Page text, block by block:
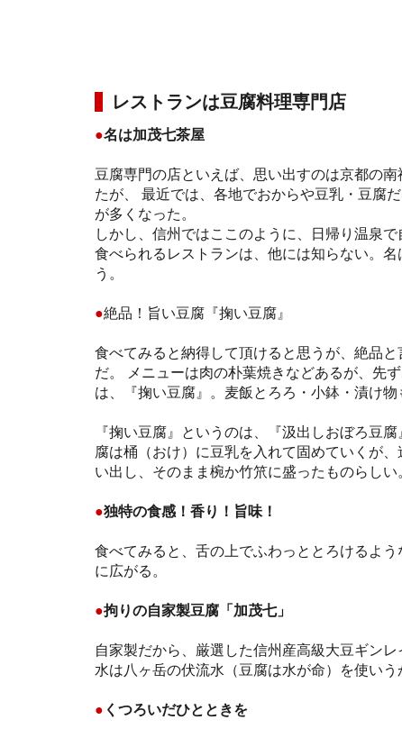
レストランは豆腐料理専門店
●名は加茂七茶屋
豆腐専門の店といえば、思い出すのは京都の
たが、 最近では、各地でおからや豆乳・豆腐
が多くなった。
しかし、信州ではここのように、日帰り温泉
食べられるレストランは、他には知らない。
う。
●絶品！旨い豆腐『掬い豆腐』
食べてみると納得して頂けると思うが、絶品
だ。 メニューは肉の朴葉焼きなどあるが、先
は、『掬い豆腐』。麦飯とろろ・小鉢・漬け物
『掬い豆腐』というのは、『汲出しおぼろ豆
腐は桶（おけ）に豆乳を入れて固めていくが
い出し、そのまま椀か竹笊に盛ったものらしい
●独特の食感！香り！旨味！
食べてみると、舌の上でふわっととろけるよ
に広がる。
●拘りの自家製豆腐「加茂七」
自家製だから、厳選した信州産高級大豆ギン
水は八ヶ岳の伏流水（豆腐は水が命）を使い
● くつろいだひとときを